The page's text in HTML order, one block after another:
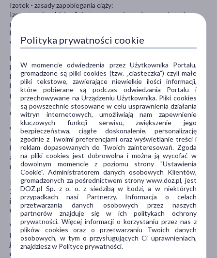
Izotek - zasady zapobiegania ciąży:
Izotretynoina działa silnie teratogennie, może powodować
poważne wady rozwojowe płodu i poronienia. Dlatego lek ten jest
bezwzględnie przeciwwskazany u kobiet w ciąży oraz u kobiet w
wieku rozrodczym, które nie stosują skutecznej antykoncepcji.
Najważniejsze zasady:
Nie wolno przyjmować Izoteku w czasie ciąży, przy jej podejrzeniu
lub planowaniu.
Nie wolno zachodzić w ciążę w czasie leczenia oraz przez miesiąc
po jego zakończeniu.
Kobieta musi wyrazić zgodę na udział w Programie Zapobiegania
Ciąży i zrozumieć ryzyko.
Wymagane są: minimum jedna (zalecane dwie) skuteczna metoda
antykoncepcji; negatywny test ciążowy przed rozpoczęciem
leczenia; comiesięczne testy ciążowe i potwierdzona kontynuacja
antykoncepcji; kontynuacja antykoncepcji przez co najmniej 1
miesiąc po zakończeniu terapii.
Porady dla mężczyzn:
Zawartość izotretynoiny w nasieniu mężczyzn przyjmujących lek
jest zbyt niska, by zaszkodzić nienarodzonemu dziecku, jednak nie
należy udostępniać leku innym osobom.
Ważne:
Nie wolno oddawać krwi w czasie leczenia ani przez miesiąc po
jego zakończeniu – przetoczenie takiej krwi kobiecie w ciąży
mogłoby zaszkodzić płodowi.
Polityka prywatności cookie
W momencie odwiedzenia przez Użytkownika Portalu,
gromadzone są pliki cookies (tzw. „ciasteczka”) czyli małe
pliki tekstowe, zawierające niewielkie ilości informacji,
które pobierane są podczas odwiedzania Portalu i
przechowywane na Urządzeniu Użytkownika. Pliki cookies
są powszechnie stosowane w celu usprawnienia działania
witryn internetowych, umożliwiają nam zapewnienie
kluczowych funkcji serwisu, zwiększenie jego
bezpieczeństwa, ciągłe doskonalenie, personalizację
zgodnie z Twoimi preferencjami oraz wyświetlanie treści i
reklam dopasowanych do Twoich zainteresowań. Zgoda
na pliki cookies jest dobrowolna i można ją wycofać w
dowolnym momencie z poziomu strony "Ustawienia
Cookie". Administratorem danych osobowych Klientów,
gromadzonych za pośrednictwem strony www.doz.pl, jest
DOZ.pl Sp. z o. o. z siedzibą w Łodzi, a w niektórych
przypadkach nasi Partnerzy. Informacja o celach
przetwarzania danych osobowych przez naszych
partnerów znajduje się w ich politykach ochrony
prywatności. Więcej informacji o korzystaniu przez nas z
plików cookies oraz o przetwarzaniu Twoich danych
osobowych, w tym o przysługujących Ci uprawnieniach,
znajdziesz w Polityce prywatności.